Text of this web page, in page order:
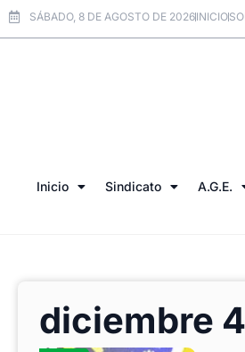
SÁBADO, 8 DE AGOSTO DE 2026INICIO
Inicio Sindicato A.G.E.
diciembre